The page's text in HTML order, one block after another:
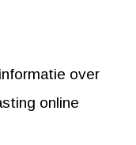
informatie over
online